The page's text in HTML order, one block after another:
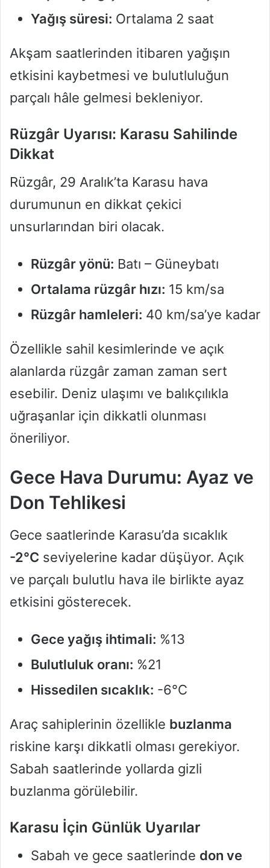
Yağış süresi: Ortalama 2 saat
Akşam saatlerinden itibaren yağışın
etkisini kaybetmesi ve bulutluluğun
parçalı hâle gelmesi bekleniyor.
Rüzgâr Uyarısı: Karasu Sahilinde
Dikkat
Rüzgâr, 29 Aralık’ta Karasu hava
durumunun en dikkat çekici
unsurlarından biri olacak.
Rüzgâr yönü: Batı – Güneybatı
Ortalama rüzgâr hızı: 15 km/sa
Rüzgâr hamleleri: 40 km/sa’ye kadar
Özellikle sahil kesimlerinde ve açık
alanlarda rüzgâr zaman zaman sert
esebilir. Deniz ulaşımı ve balıkçılıkla
uğraşanlar için dikkatli olunması
öneriliyor.
Gece Hava Durumu: Ayaz ve
Don Tehlikesi
Gece saatlerinde Karasu’da sıcaklık
-2°C seviyelerine kadar düşüyor. Açık
ve parçalı bulutlu hava ile birlikte ayaz
etkisini gösterecek.
Gece yağış ihtimali: %13
Bulutluluk oranı: %21
Hissedilen sıcaklık: -6°C
Araç sahiplerinin özellikle buzlanma
riskine karşı dikkatli olması gerekiyor.
Sabah saatlerinde yollarda gizli
buzlanma görülebilir.
Karasu İçin Günlük Uyarılar
Sabah ve gece saatlerinde don ve